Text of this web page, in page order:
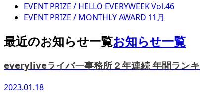
EVENT PRIZE / HELLO EVERYWEEK Vol.46
EVENT PRIZE / MONTHLY AWARD 11月
最近のお知らせ一覧お知らせ一覧
everyliveライバー事務所２年連続 年間ランキ
2023.01.18